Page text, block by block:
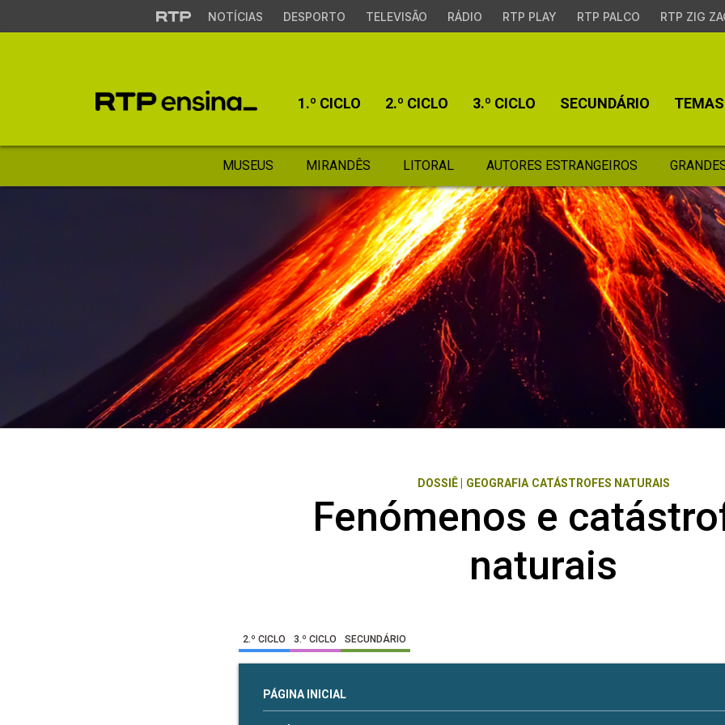
NOTÍCIAS DESPORTO TELEVISÃO RÁDIO RTP PLAY RTP PALCO RTP ZIG
1.º CICLO 2.º CICLO 3.º CICLO SECUNDÁRIO TEMAS
MUSEUS MIRANDÊS LITORAL AUTORES ESTRANGEIROS
DOSSIÊ| GEOGRAFIA CATÁSTROFES NATURAIS
Fenómenos e
naturais
2.º CICLO 3.º CICLO SECUNDÁRIO
PÁGINA INICIAL